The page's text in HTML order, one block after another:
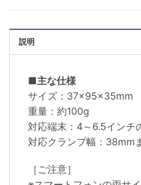
説明
■主な仕様
サイズ：37×95×35mm
重量：約100g
対応端末：4～6.5インチ
対応クランプ幅：38mm
［ご注意］